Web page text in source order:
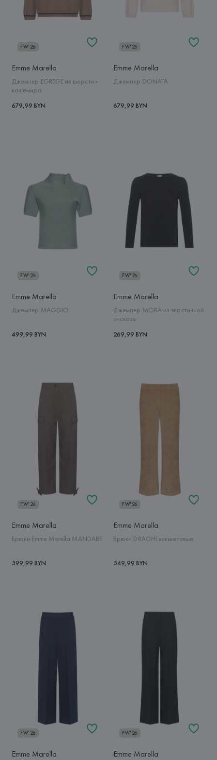
FW'26
Emme Marella
Джемпер EGREGE из шерсти и
кашемира
679,99 BYN
FW'26
Emme Marella
Джемпер DONATA
679,99 BYN
FW'26
Emme Marella
Джемпер MAGGIO
499,99 BYN
FW'26
Emme Marella
Джемпер MORA из эластичной
вискозы
269,99 BYN
FW'26
Emme Marella
Брюки Emme Marella MANDARE
599,99 BYN
FW'26
Emme Marella
Брюки DRAGHI вельветовые
549,99 BYN
FW'26
Emme Marella
FW'26
Emme Marella